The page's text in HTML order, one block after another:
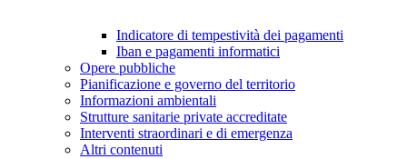
Indicatore di tempestività dei pagamenti
Iban e pagamenti informatici
Opere pubbliche
Pianificazione e governo del territorio
Informazioni ambientali
Strutture sanitarie private accreditate
Interventi straordinari e di emergenza
Altri contenuti